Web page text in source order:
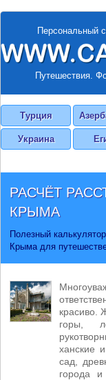
Персональный
Путешествия.
Турция
Украина
РАСЧЁТ
КРЫМА
Полезный
Крыма для
красиво.
горы,
ханские
сад,
города